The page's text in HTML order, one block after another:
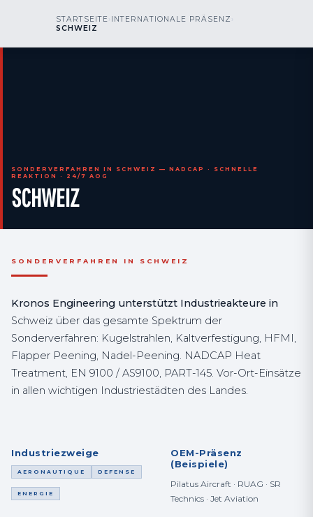
nos
engineering
RUFEN SIE UNS AN AOG 24/7
SONDERVERFAHREN IN SCHWEIZ — NADCAP · SCHNELLE
REAKTION · 24/7 AOG
SCHWEIZ
STARTSEITE INTERNATIONALE PRÄSENZ
SCHWEIZ
SONDERVERFAHREN IN SCHWEIZ
Kronos Engineering unterstützt Industrieakteure in
Schweiz über das gesamte Spektrum der
Sonderverfahren: Kugelstrahlen, Kaltverfestigung, HFMI,
Flapper Peening, Nadel-Peening. NADCAP Heat
Treatment, EN 9100 / AS9100, PART-145. Vor-Ort-Einsätze
in allen wichtigen Industriestädten des Landes.
Industriezweige
AERONAUTIQUE DEFENSE
ENERGIE
OEM-Präsenz
(Beispiele)
Pilatus Aircraft · RUAG · SR
Technics · Jet Aviation